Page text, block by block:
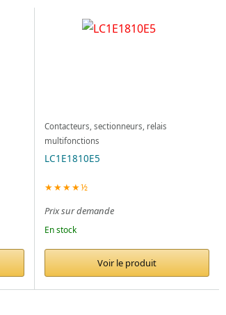
Contacteurs, sectionneurs, relais
multifonctions
LC1E1810E5
★★★★½
Prix sur demande
En stock
Voir le produit